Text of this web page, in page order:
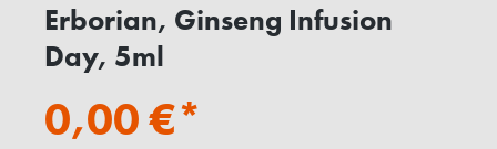
Erborian, Ginseng Infusion
Day, 5ml
0,00 €*